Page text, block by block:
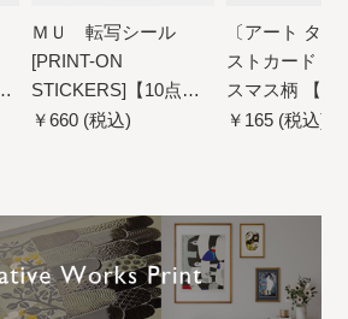
ＭＵ 転写シール
[PRINT-ON
STICKERS]【10点ま
でネコポス配送可】
￥660 (税込)
〔アート タッ
ストカード
スマス柄 【20
ネコポス配送
￥165 (税込)